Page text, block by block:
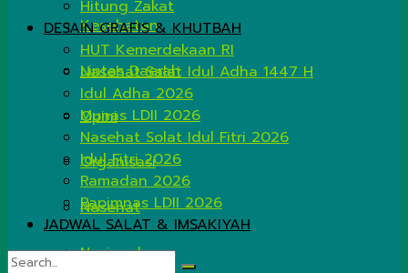
Kesehatan
Lintas Daerah
Opini
Organisasi
Nasehat
Nasional
Hitung Zakat
DESAIN GRAFIS & KHUTBAH
HUT Kemerdekaan RI
Nasehat Salat Idul Adha 1447 H
Idul Adha 2026
Munas LDII 2026
Nasehat Solat Idul Fitri 2026
Idul Fitri 2026
Ramadan 2026
Rapimnas LDII 2026
JADWAL SALAT & IMSAKIYAH